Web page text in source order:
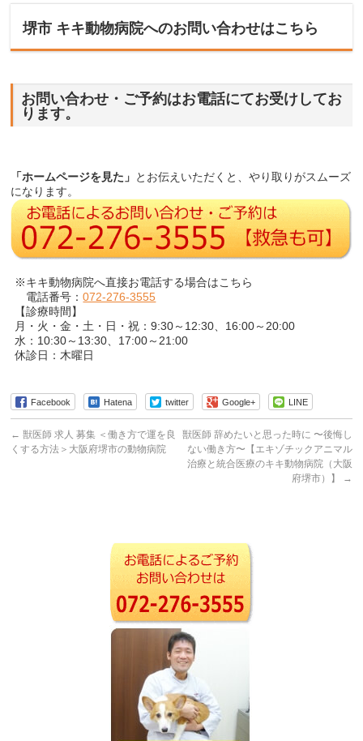
堺市 キキ動物病院へのお問い合わせはこちら
お問い合わせ・ご予約はお電話にてお受けしてお
ります。
「ホームページを見た」 とお伝えいただくと、やり取りがスムーズ
になります。
※キキ動物病院へ直接お電話する場合はこちら
電話番号：072-276-3555
【診療時間】
月・火・金・土・日・祝：9:30～12:30、16:00～20:00
水：10:30～13:30、17:00～21:00
休診日：木曜日
Facebook Hatena twitter Google+ LINE
← 獣医師 求人 募集 ＜働き方で運を良
くする方法＞大阪府堺市の動物病院
獣医師 辞めたいと思った時に 〜後悔し
ない働き方〜【エキゾチックアニマル
治療と統合医療のキキ動物病院（大阪
府堺市）】
→